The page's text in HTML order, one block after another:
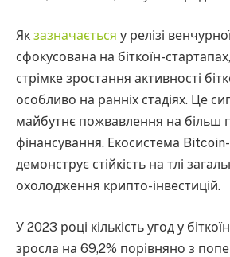
Як зазначається у релізі
сфокусована на біткоїн-
стрімке зростання активності
особливо на ранніх стадіях. Це
майбутнє пожвавлення на більш
фінансування. Екосистема Bitcoin-
демонструє стійкість на тлі
охолодження крипто-інвестицій.
У 2023 році кількість угод у
зросла на 69,2% порівняно з